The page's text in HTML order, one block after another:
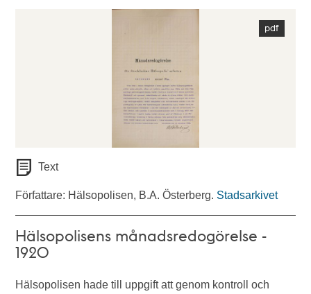
Text
Författare: Hälsopolisen, B.A. Österberg. Stadsarkivet
Hälsopolisens månadsredogörelse -
1920
Hälsopolisen hade till uppgift att genom kontroll och